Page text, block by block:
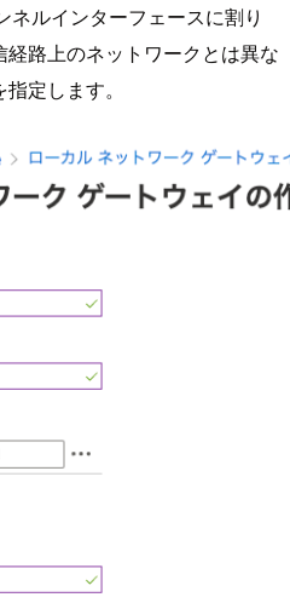
ネルインターフェースに割り
路上のネットワークとは異な
定します。